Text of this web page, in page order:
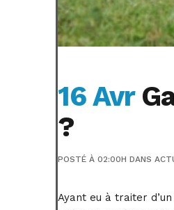
16 Avr
?
POSTÉ À 02:00H DANS
Ayant eu à traiter